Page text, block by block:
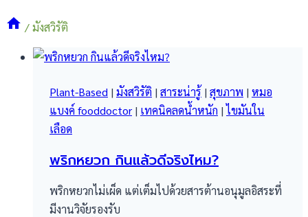
/มังสวิรัติ
Plant-Based | มังสวิรัติ | สาระน่ารู้ | สุขภาพ | หมอ
แบงค์ fooddoctor | เทคนิคลดน้ำหนัก |ไขมันใน
เลือด
พริกหยวก กินแล้วดีจริงไหม?
พริกหยวกไม่เผ็ด แต่เต็มไปด้วยสารต้านอนุมูลอิสระที่
มีงานวิจัยรองรับ